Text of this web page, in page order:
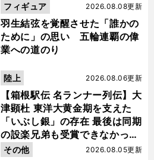
羽生結弦を覚醒させた「誰かの
ために」の思い 五輪連覇の偉
業への道のり
2026.08.08更新
フィギュア
【箱根駅伝 名ランナー列伝】大
津顕杜 東洋大黄金期を支えた
「いぶし銀」の存在 最後は同期
の設楽兄弟も受賞できなかった
金栗杯に輝く
2026.08.06更新
陸上
2026.08.05更新
その他